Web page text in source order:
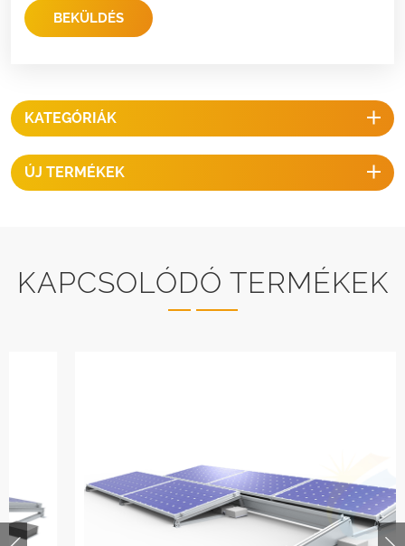
BEKÜLDÉS
KATEGÓRIÁK
ÚJ TERMÉKEK
KAPCSOLÓDÓ TERMÉKEK